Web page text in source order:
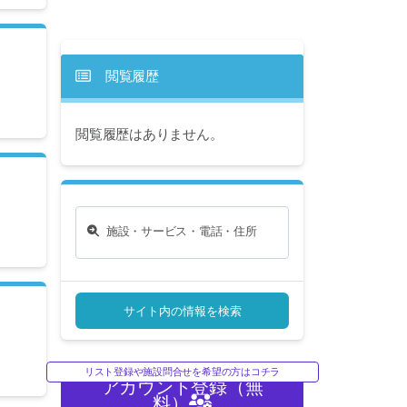
閲覧履歴
閲覧履歴はありません。
施設・サービス・電話・住所
サイト内の情報を検索
リスト登録や施設問合せを希望の方はコチラ
アカウント登録（無